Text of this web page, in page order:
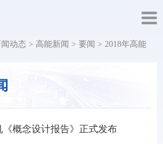
闻动态 > 高能新闻 > 要闻 > 2018年高能
概念设计报告》正式发布